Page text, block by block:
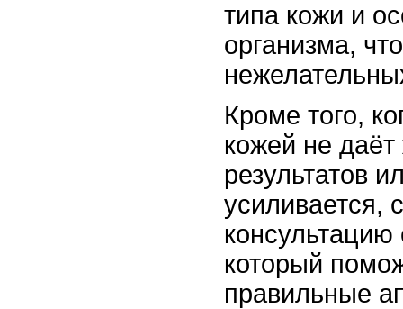
типа кожи и
организма,
Кроме того,
кожей не
результатов
усиливается,
который
правильные